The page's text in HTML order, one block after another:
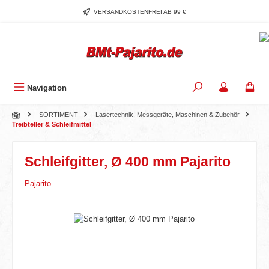
Zum Hauptinhalt springenVERSANDKOSTENFREI AB 99 €
Navigation
SORTIMENT
Lasertechnik, Messgeräte, Maschinen & Zubehör
Treibteller & Schleifmittel
Schleifgitter, Ø 400 mm Pajarito
Pajarito
Bildergalerie überspringen